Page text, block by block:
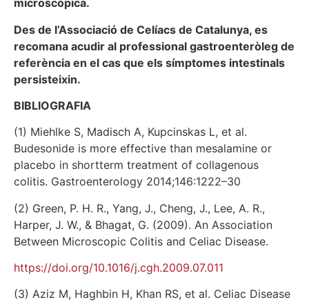
microscòpica.
Des de l’Associació de Celíacs de Catalunya, es
recomana acudir al professional gastroenteròleg de
referència en el cas que els símptomes intestinals
persisteixin.
BIBLIOGRAFIA
(1) Miehlke S, Madisch A, Kupcinskas L, et al.
Budesonide is more effective than mesalamine or
placebo in shortterm treatment of collagenous
colitis. Gastroenterology 2014;146:1222–30
(2) Green, P. H. R., Yang, J., Cheng, J., Lee, A. R.,
Harper, J. W., & Bhagat, G. (2009). An Association
Between Microscopic Colitis and Celiac Disease.
https://doi.org/10.1016/j.cgh.2009.07.011
(3) Aziz M, Haghbin H, Khan RS, et al. Celiac Disease